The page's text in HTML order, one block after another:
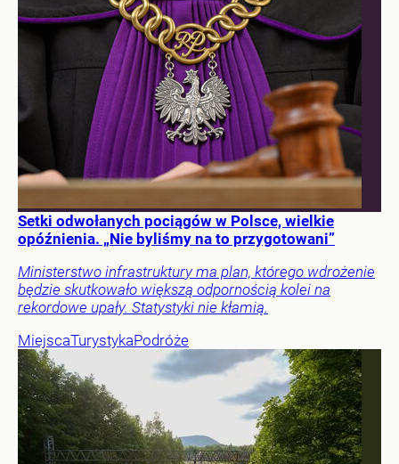
Setki odwołanych pociągów w Polsce, wielkie
opóźnienia. „Nie byliśmy na to przygotowani”
Ministerstwo infrastruktury ma plan, którego wdrożenie
będzie skutkowało większą odpornością kolei na
rekordowe upały. Statystyki nie kłamią.
MiejscaTurystykaPodróże